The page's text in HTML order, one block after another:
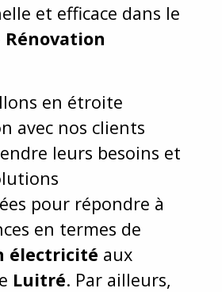
et efficace dans le
Rénovation
en étroite
avec nos clients
leurs besoins et
pour répondre à
en termes de
électricité aux
Luitré. Par ailleurs,